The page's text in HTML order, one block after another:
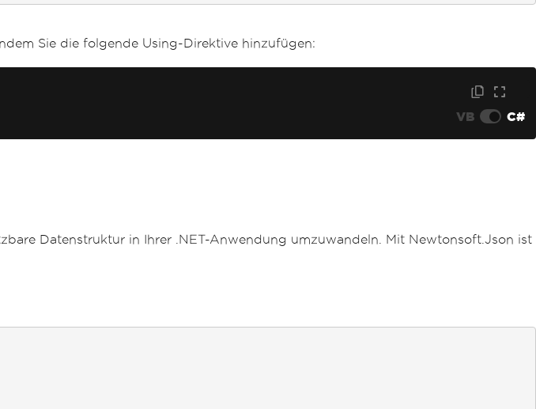
Sie die folgende Using-Direktive hinzufügen:
VB C#
Datenstruktur in Ihrer .NET-Anwendung umzuwandeln. Mit Newtonsoft.Json ist